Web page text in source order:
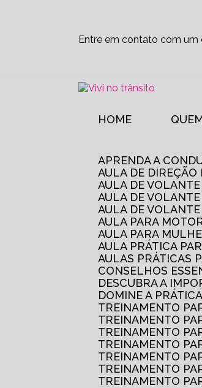
Entre em contato com um
HOME
APRENDA A
AULA DE
AULA DE
AULA DE
AULA DE
AULA PARA
AULA PARA
AULA PRÁTICA
AULAS
CONSELHOS
DESCUBRA A
DOMINE A
TREINAMENTO
TREINAMENTO
TREINAMENTO
TREINAMENTO
TREINAMENTO
TREINAMENTO
TREINAMENTO